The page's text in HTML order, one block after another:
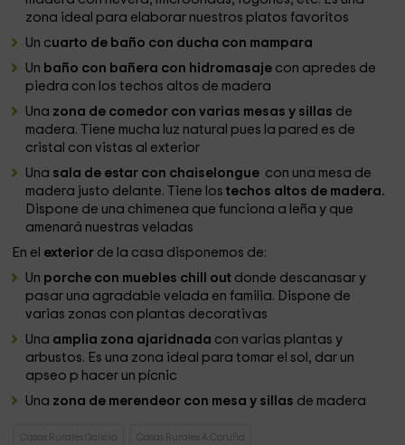
zona ideal para elaborar nuestros platos favoritos
Un cuarto de baño con ducha con mampara
Un baño con bañera con hidromasaje con apredes de
piedra con los techos altos de madera
Una zona de comedor con varias mesas y sillas de
madera. Tiene mucha luz natural pues la pared es de
cristal con vistas al exterior
Una sala de estar con chaiselongue con una mesa de
madera justo delante. Tiene los techos altos de madera.
Dispone de una chimenea que funciona a leña y que
amenará nuestras veladas
En el exterior de la casa disponemos de:
Un porche con muebles chill out donde descanasar y
pasar una agradable velada en familia. Dispone de
varias zonas con plantas decorativas
Una amplia zona ajaridnada con varias plantas y
arbustos. Es una zona ideal para tomar el sol, dar un
apseo p hacer un pícnic
Una zona de merendeor con mesa y sillas de madera
Casas Rurales Galicia Casas Rurales A Coruña